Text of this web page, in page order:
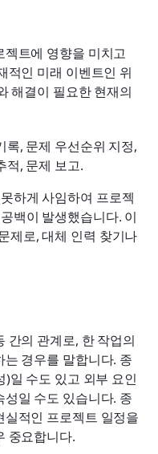
트에 영향을 미치고
적인 미래 이벤트인 위
해결이 필요한 현재의
록, 문제 우선순위 지정,
적, 문제 보고.
하게 사임하여 프로젝
백이 발생했습니다. 이
제로, 대체 인력 찾기나
간의 관계로, 한 작업의
경우를 말합니다. 종
일 수도 있고 외부 요인
일 수도 있습니다. 종
적인 프로젝트 일정을
중요합니다.